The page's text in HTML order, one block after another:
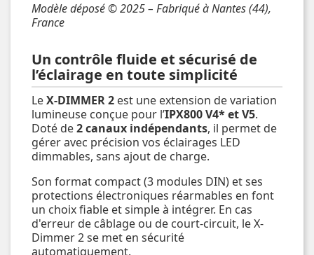
Modèle déposé © 2025 – Fabriqué à Nantes (44),
France
Un contrôle fluide et sécurisé de
l’éclairage en toute simplicité
LeX-DIMMER 2 est une extension de variation
lumineuse conçue pour l’IPX800 V4* et V5.
Doté de2 canaux indépendants, il permet de
gérer avec précision vos éclairages LED
dimmables, sans ajout de charge.
Son format compact (3 modules DIN) et ses
protections électroniques réarmables en font
un choix fiable et simple à intégrer. En cas
d'erreur de câblage ou de court-circuit, le X-
Dimmer 2 se met en sécurité
automatiquement.